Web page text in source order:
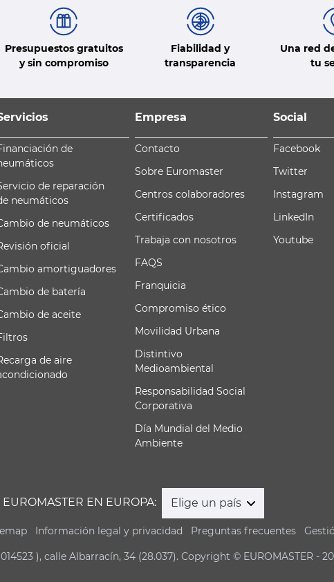
Presupuestos gratuitos
y sin compromiso
Fiabilidad y
transparencia
Una red
tu
de
de reparación
neumáticos
de neumáticos
oficial
amortiguadores
de batería
de aceite
de aire
Empresa
Contacto
Sobre Euromaster
Centros colaboradores
Certificados
Trabaja con nosotros
FAQS
Franquicia
Compromiso ético
Movilidad Urbana
Distintivo
Medioambiental
Responsabilidad Social
Corporativa
Día Mundial del Medio
Ambiente
Social
Facebook
Twitter
Instagram
LinkedIn
Youtube
EUROMASTER EN EUROPA: Elige un país
Información legal y privacidad Preguntas frecuentes
), calle Albarracín, 34 (28.037). Copyright © EUROMASTER -